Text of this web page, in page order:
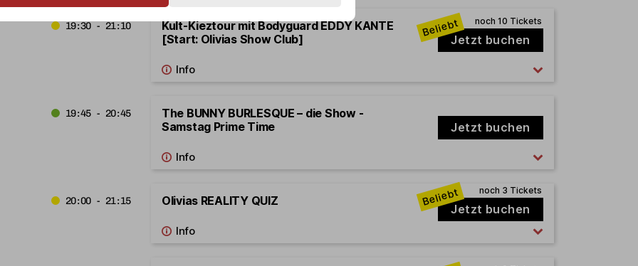
19:30 - 21:10
Kult-Kieztour mit Bodyguard EDDY KANTE
[Start: Olivias Show Club]
Jetzt buchen
19:45 - 20:45
The BUNNY BURLESQUE – die Show -
Samstag Prime Time
Jetzt buchen
20:00 - 21:15 Olivias REALITY QUIZ
Jetzt buchen